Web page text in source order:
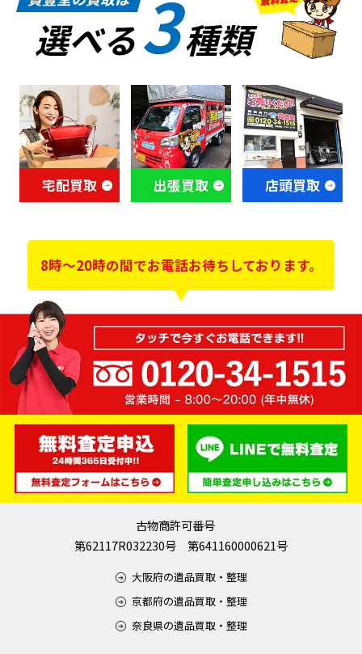
選べる3種類
宅配買取 出張買取 店頭買取
8時～20時の間でお電話お待ちしております。
古物商許可番号
第62117R032230号 第641160000621号
大阪府の遺品買取・整理
京都府の遺品買取・整理
奈良県の遺品買取・整理